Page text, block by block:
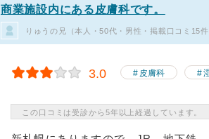
商業施設内にある皮膚科です。
りゅうの兄（本人・50代・男性・掲載口コミ15件
3.0 皮膚科
この口コミは受診から5年以上経過しています。